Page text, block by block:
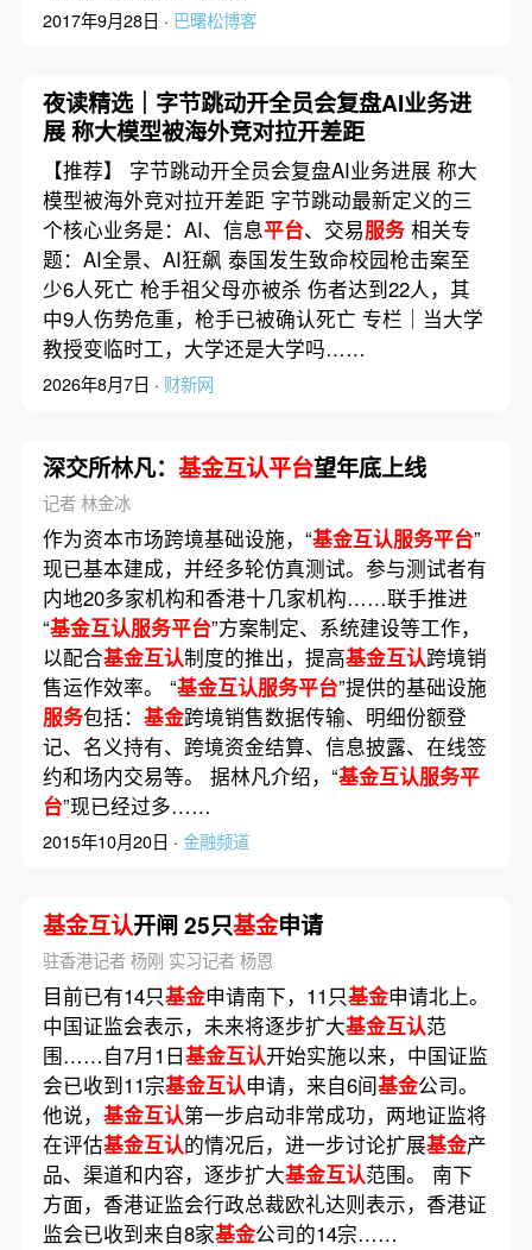
2017年9月28日 · 巴曙松博客
夜读精选｜字节跳动开全员会复盘AI业务进
展 称大模型被海外竞对拉开差距
【推荐】 字节跳动开全员会复盘AI业务进展 称大
模型被海外竞对拉开差距 字节跳动最新定义的三
个核心业务是：AI、信息平台、交易服务相关专
题：AI全景、AI狂飙 泰国发生致命校园枪击案至
少6人死亡 枪手祖父母亦被杀 伤者达到22人，其
中9人伤势危重，枪手已被确认死亡 专栏｜当大学
教授变临时工，大学还是大学吗……
2026年8月7日 · 财新网
深交所林凡： 基金互认平台望年底上线
记者 林金冰
作为资本市场跨境基础设施，“基金互认服务平台”
现已基本建成，并经多轮仿真测试。参与测试者有
内地20多家机构和香港十几家机构……联手推进
“基金互认服务平台”方案制定、系统建设等工作，
以配合基金互认制度的推出，提高基金互认跨境销
售运作效率。 “基金互认服务平台”提供的基础设施
服务包括： 基金跨境销售数据传输、明细份额登
记、名义持有、跨境资金结算、信息披露、在线签
约和场内交易等。 据林凡介绍，“基金互认服务平
台”现已经过多……
2015年10月20日 · 金融频道
基金互认开闸 25只基金申请
驻香港记者 杨刚 实习记者 杨恩
目前已有14只基金申请南下，11只基金申请北上。
中国证监会表示，未来将逐步扩大基金互认范
围……自7月1日基金互认开始实施以来，中国证监
会已收到11宗基金互认申请，来自6间基金公司。
他说， 基金互认第一步启动非常成功，两地证监将
在评估基金互认的情况后，进一步讨论扩展基金产
品、渠道和内容，逐步扩大基金互认范围。 南下
方面，香港证监会行政总裁欧礼达则表示，香港证
监会已收到来自8家基金公司的14宗……